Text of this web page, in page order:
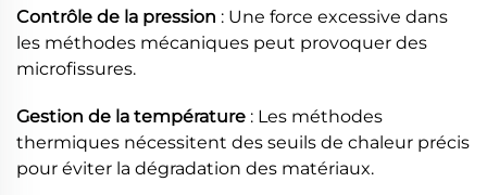
Contrôle de la pression : Une force excessive dans
les méthodes mécaniques peut provoquer des
microfissures.
Gestion de la température : Les méthodes
thermiques nécessitent des seuils de chaleur précis
pour éviter la dégradation des matériaux.